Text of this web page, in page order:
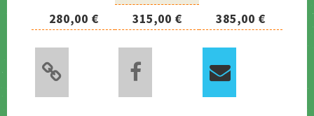
280,00 € 315,00 € 385,00 €